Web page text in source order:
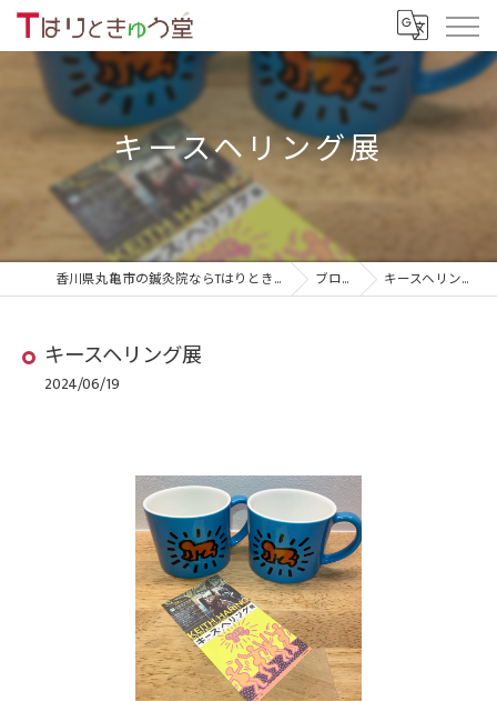
キースヘリング展
香川県丸亀市の鍼灸院ならTはりときゅう堂 ブログ キースヘリング展
キースヘリング展
2024/06/19